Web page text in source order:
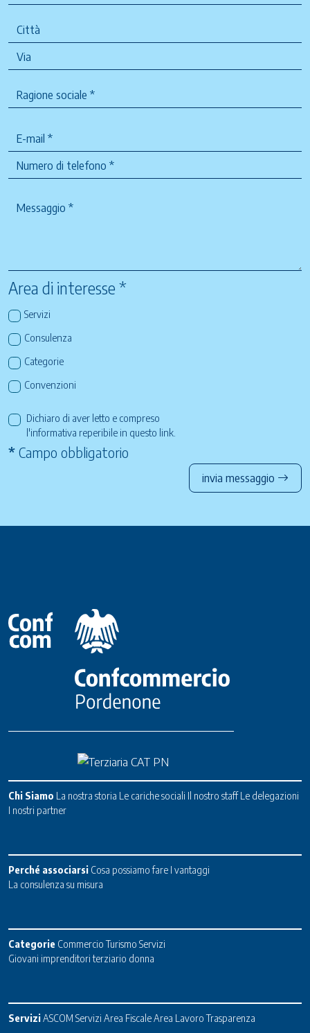
Area di interesse *
Servizi
Consulenza
Categorie
Convenzioni
Dichiaro di aver letto e compreso
l'informativa reperibile in questo link
* Campo obbligatorio
invia messaggio
Chi Siamo La nostra storia Le cariche sociali Il nostro staff Le delegazioni
I nostri partner
Perché associarsi Cosa possiamo fare I vantaggi
La consulenza su misura
Categorie Commercio Turismo Servizi
Giovani imprenditori terziario donna
ServiziASCOM Servizi Area FiscaleArea Lavoro Trasparenza